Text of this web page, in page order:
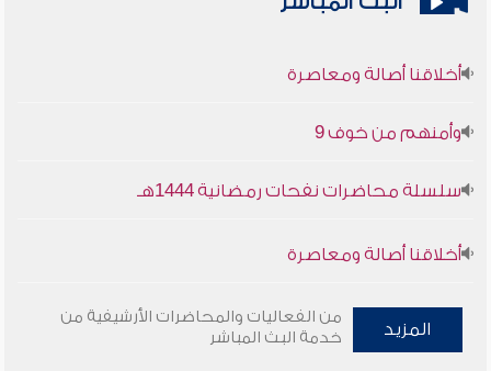
سلسلة محاضرات نفحات رمضانية 1444هـ
المزيد
من الفعاليات والمحاضرات الأرشيفية من
خدمة البث المباشر